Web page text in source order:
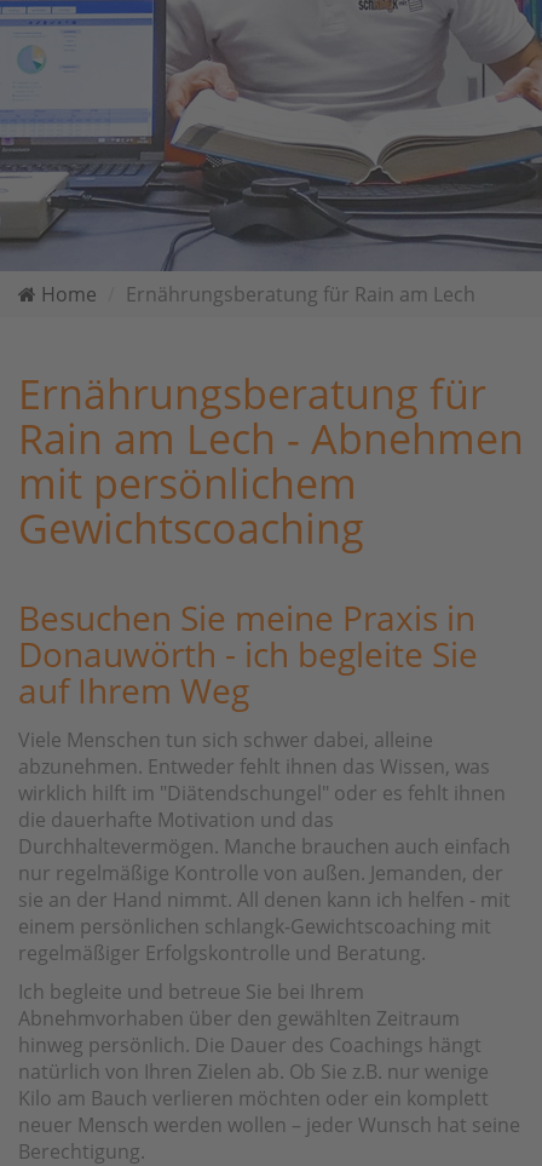
Home Ernährungsberatung für Rain am Lech
Ernährungsberatung für
Rain am Lech - Abnehmen
mit persönlichem
Gewichtscoaching
Besuchen Sie meine Praxis in
Donauwörth - ich begleite Sie
auf Ihrem Weg
Viele Menschen tun sich schwer dabei, alleine
abzunehmen. Entweder fehlt ihnen das Wissen, was
wirklich hilft im "Diätendschungel" oder es fehlt ihnen
die dauerhafte Motivation und das
Durchhaltevermögen. Manche brauchen auch einfach
nur regelmäßige Kontrolle von außen. Jemanden, der
sie an der Hand nimmt. All denen kann ich helfen - mit
einem persönlichen schlangk-Gewichtscoaching mit
regelmäßiger Erfolgskontrolle und Beratung.
Ich begleite und betreue Sie bei Ihrem
Abnehmvorhaben über den gewählten Zeitraum
hinweg persönlich. Die Dauer des Coachings hängt
natürlich von Ihren Zielen ab. Ob Sie z.B. nur wenige
Kilo am Bauch verlieren möchten oder ein komplett
neuer Mensch werden wollen – jeder Wunsch hat seine
Berechtigung.